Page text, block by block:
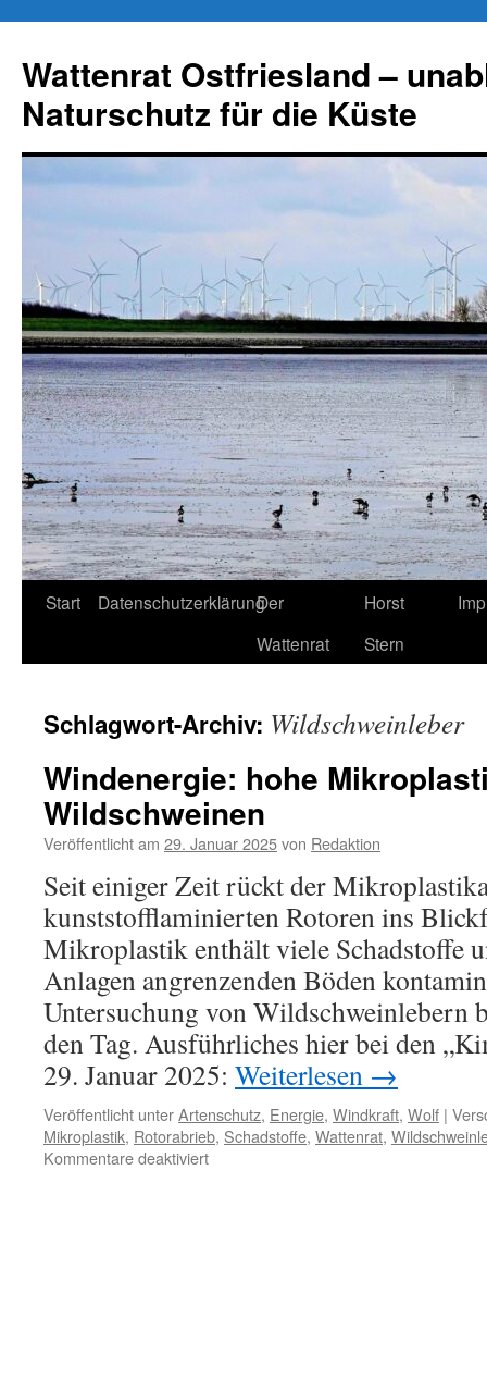
springen
Wattenrat Ostfriesland –
Naturschutz für die Küste
Start DatenschutzerklärungDer
Wattenrat
Horst
Stern
Schlagwort-Archiv: Wildschweinleber
Windenergie: hohe
Wildschweinen
Veröffentlicht am 29. Januar 2025von Redaktion
Seit einiger Zeit rückt der
kunststofflaminierten Rotoren ins
Mikroplastik enthält viele Schadstoffe
Anlagen angrenzenden Böden
Untersuchung von Wildschweinlebern
den Tag. Ausführliches hier bei den
29. Januar 2025: Weiterlesen →
Veröffentlicht unterArtenschutz, Energie, Windkraft, Wolf |
Mikroplastik, Rotorabrieb, Schadstoffe, Wattenrat,
Kommentare deaktiviertfür